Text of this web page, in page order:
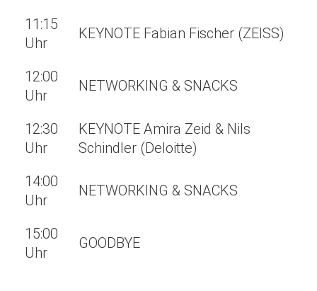
11:15
Uhr
KEYNOTE Fabian Fischer (ZEISS)
12:00
Uhr
NETWORKING & SNACKS
12:30
Uhr
KEYNOTE Amira Zeid & Nils
Schindler (Deloitte)
14:00
Uhr
NETWORKING & SNACKS
15:00
Uhr
GOODBYE